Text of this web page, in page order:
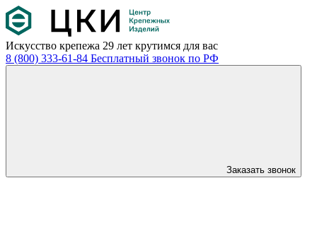
Искусство крепежа 29 лет крутимся для вас
8 (800) 333-61-84 Бесплатный звонок по РФ
Заказать звонок